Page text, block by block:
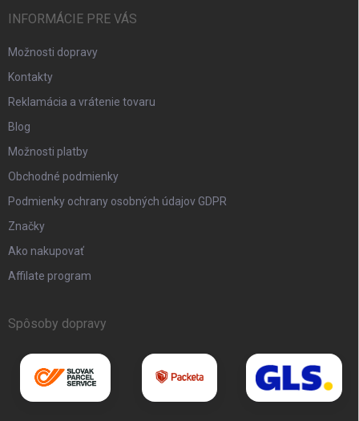
INFORMÁCIE PRE VÁS
Možnosti dopravy
Kontakty
Reklamácia a vrátenie tovaru
Blog
Možnosti platby
Obchodné podmienky
Podmienky ochrany osobných údajov GDPR
Značky
Ako nakupovať
Affilate program
Spôsoby dopravy